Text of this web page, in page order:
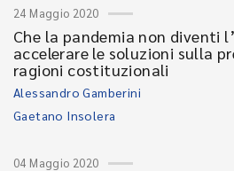
24 Maggio 2020
Che la pandemia non diventi
accelerare le soluzioni sulla
ragioni costituzionali
Alessandro Gamberini
Gaetano Insolera
04 Maggio 2020